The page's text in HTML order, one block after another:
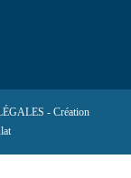
- Création